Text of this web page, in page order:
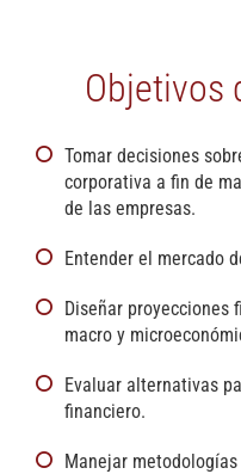
Objetivos
Tomar decisiones
corporativa a fin de
de las empresas.
Entender el mercado
Diseñar proyecciones
macro y
Evaluar alternativas
financiero.
Manejar